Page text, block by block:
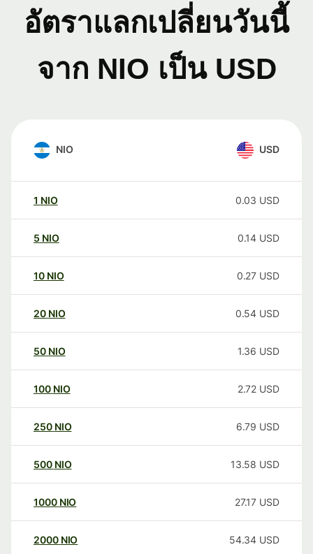
อัตราแลกเปลี่ยนวันนี้
จาก NIO เป็น USD
NIO USD
1 NIO 0.03 USD
5 NIO 0.14 USD
10 NIO 0.27 USD
20 NIO 0.54 USD
50 NIO 1.36 USD
100 NIO 2.72 USD
250 NIO 6.79 USD
500 NIO 13.58 USD
1000 NIO 27.17 USD
2000 NIO 54.34 USD